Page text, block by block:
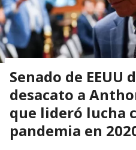
Senado de EEUU
desacato a
que lideró lucha
pandemia en